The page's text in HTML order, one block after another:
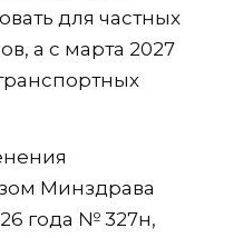
для частных
а с марта 2027
Минздрава
года № 327н,